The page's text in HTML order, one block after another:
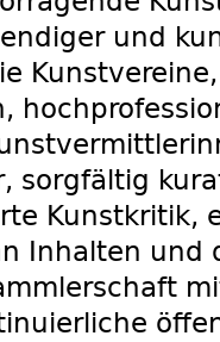
und
sorgfältig
Kunstkritik,
Inhalten und